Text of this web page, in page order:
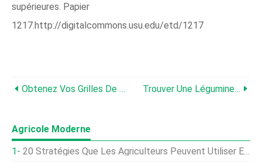
supérieures. Papier
1217.http://digitalcommons.usu.edu/etd/1217
Obtenez Vos Grilles De Pâturage 2014 Gratuites Dès Maintenant ! Trouver Une Légumineuse Persistante Rentable Pour Les Pâturages
Agricole Moderne
20 Stratégies Que Les Agriculteurs Peuvent Utiliser En 2020